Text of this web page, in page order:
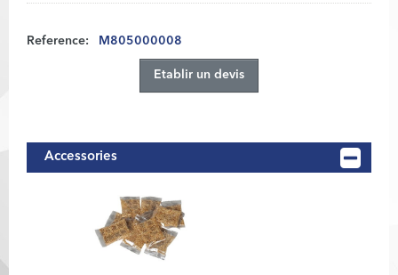
Reference: M805000008
Etablir un devis
Accessories